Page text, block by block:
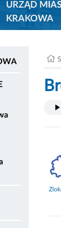
URZĄD
KRAKOWA